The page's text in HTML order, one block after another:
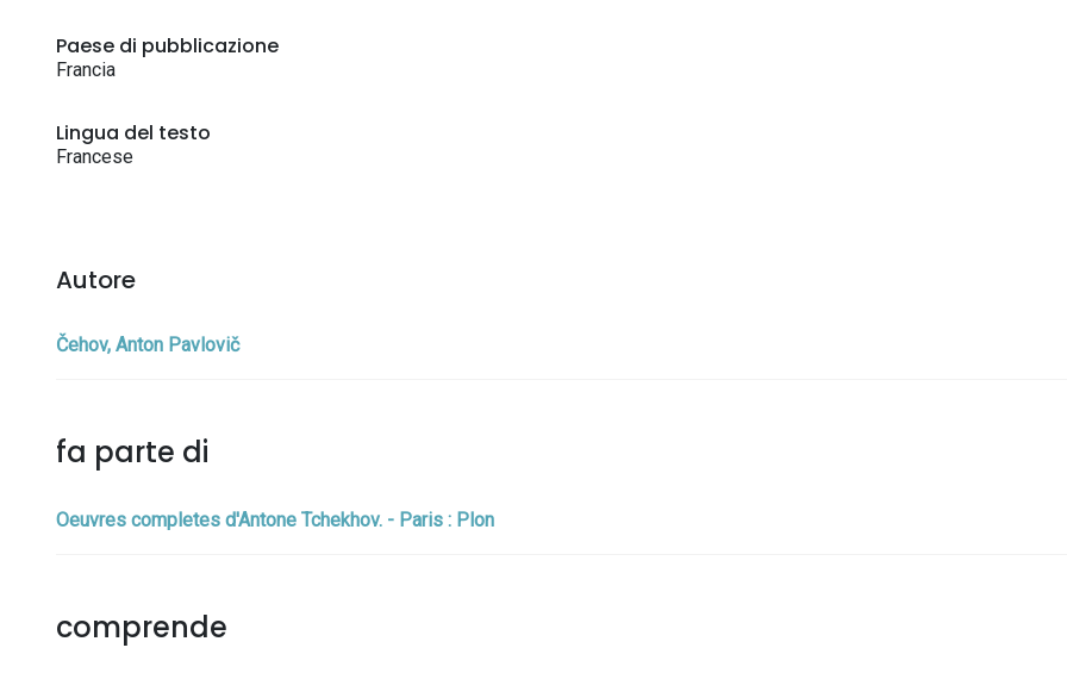
Paese di pubblicazione
Francia
Lingua del testo
Francese
Autore
Čehov, Anton Pavlovič
fa parte di
Oeuvres completes d'Antone Tchekhov. - Paris : Plon
comprende